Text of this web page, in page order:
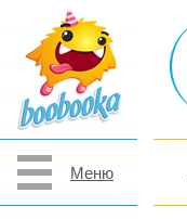
Меню